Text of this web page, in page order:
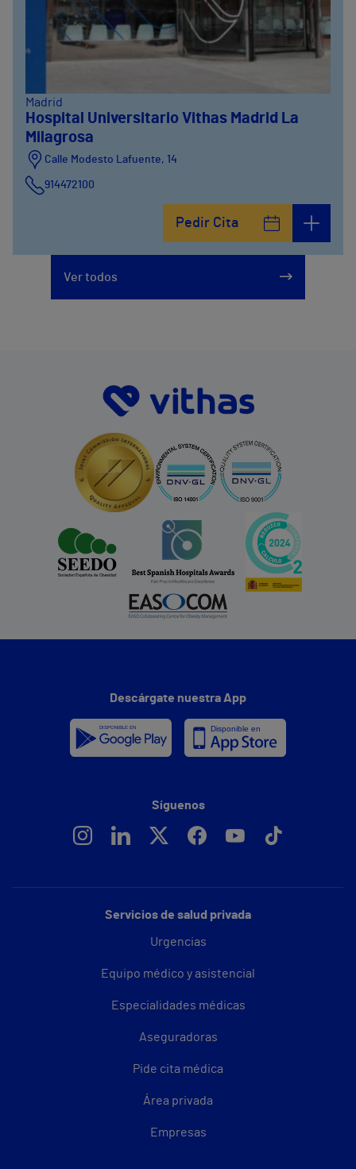
Madrid
Hospital Universitario Vithas Madrid La
Milagrosa
Calle Modesto Lafuente, 14
914472100
Pedir Cita
Ver todos
Servicios de salud privada
Urgencias
Equipo médico y asistencial
Especialidades médicas
Aseguradoras
Pide cita médica
Área privada
Empresas
Descárgate nuestra App
Síguenos